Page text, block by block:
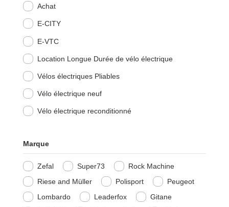
Achat
E-CITY
E-VTC
Location Longue Durée de vélo électrique
Vélos électriques Pliables
Vélo électrique neuf
Vélo électrique reconditionné
Marque
Zefal Super73
Rock Machine
Riese and Müller
Polisport
Peugeot
Lombardo
Leaderfox
Gitane